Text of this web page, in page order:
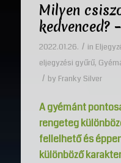
Milyen
kedvenced?
2022.01.26. / in
eljegyzési gyűrű,
/ by Franky Silver
A gyémánt
rengeteg
fellelhető és
különböző